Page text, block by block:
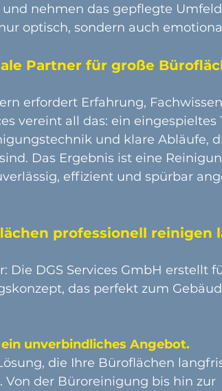
nehmen das gepflegte
optisch, sondern auch
Partner für große
erfordert Erfahrung,
vereint all das: ein eingespieltes
und klare Abläufe,
Das Ergebnis ist eine
effizient und spürbar
professionell reinigen
Die DGS Services GmbH erstellt
das perfekt zum
unverbindliches Angebot.
die Ihre Büroflächen
der Büroreinigung bis hin zur